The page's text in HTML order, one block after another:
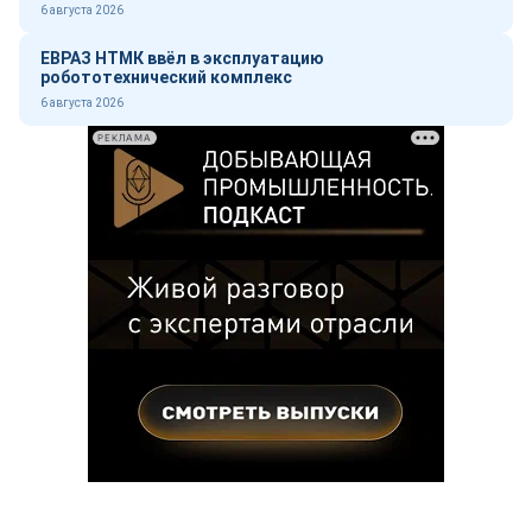
6 августа 2026
ЕВРАЗ НТМК ввёл в эксплуатацию
робототехнический комплекс
6 августа 2026
РЕКЛАМА